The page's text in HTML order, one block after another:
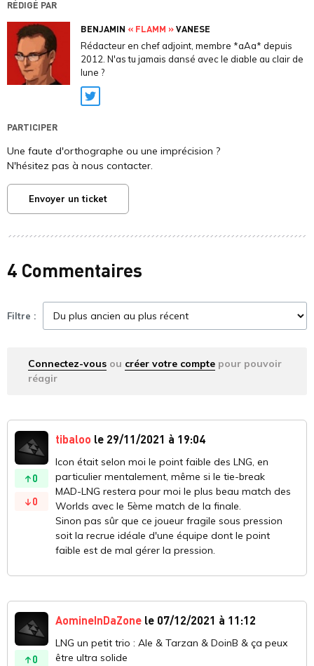
RÉDIGÉ PAR
BENJAMIN « FLAMM »VANESE
Rédacteur en chef adjoint, membre *aAa* depuis
2012. N'as tu jamais dansé avec le diable au clair de
lune ?
Twitter
PARTICIPER
Une faute d'orthographe ou une imprécision ?
N'hésitez pas à nous contacter.
Envoyer un ticket
4 Commentaires
Filtre :
Connectez-vous ou créer votre compte pour pouvoir
réagir
0
0
tibaloo le 29/11/2021 à 19:04
Icon était selon moi le point faible des LNG, en
particulier mentalement, même si le tie-break
MAD-LNG restera pour moi le plus beau match des
Worlds avec le 5ème match de la finale.
Sinon pas sûr que ce joueur fragile sous pression
soit la recrue idéale d'une équipe dont le point
faible est de mal gérer la pression.
0
AomineInDaZone le 07/12/2021 à 11:12
LNG un petit trio : Ale & Tarzan & DoinB & ça peux
être ultra solide